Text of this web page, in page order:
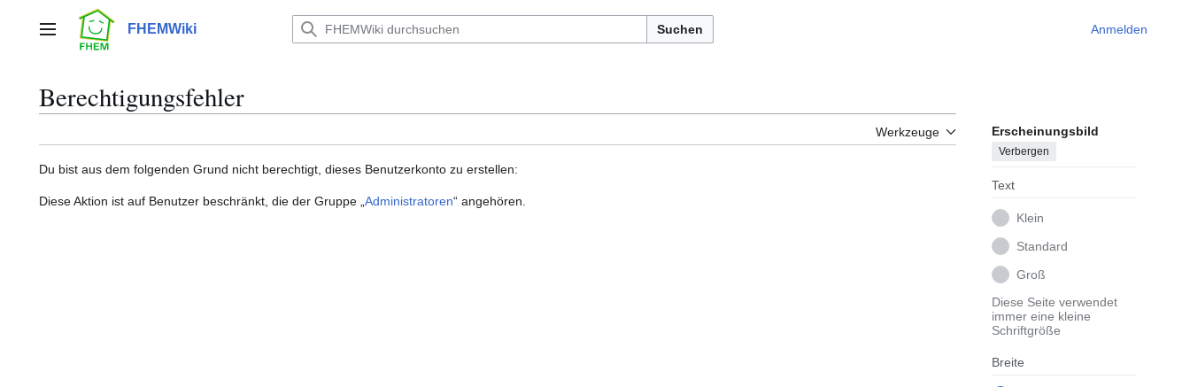
springenHauptmenü FHEMWiki Suchen Anmelden
Berechtigungsfehler
Werkzeuge Erscheinungsbild
Verbergen
Text
Klein
Standard
Groß
Diese Seite verwendet
immer eine kleine
Schriftgröße
Breite
Du bist aus dem folgenden Grund nicht berechtigt, dieses Benutzerkonto zu erstellen:
Diese Aktion ist auf Benutzer beschränkt, die der Gruppe „ Administratoren“ angehören.